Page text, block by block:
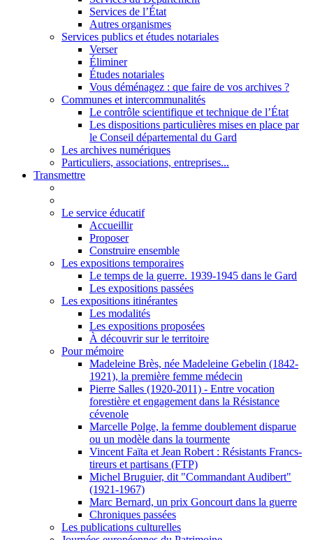
Services de l’État
Autres organismes
Services publics et études notariales
Verser
Éliminer
Études notariales
Vous déménagez : que faire de vos archives ?
Communes et intercommunalités
Le contrôle scientifique et technique de l’État
Les dispositions particulières mises en place par
le Conseil départemental du Gard
Les archives numériques
Particuliers, associations, entreprises...
Transmettre
Le service éducatif
Accueillir
Proposer
Construire ensemble
Les expositions temporaires
Le temps de la guerre. 1939-1945 dans le Gard
Les expositions passées
Les expositions itinérantes
Les modalités
Les expositions proposées
À découvrir sur le territoire
Pour mémoire
Madeleine Brès, née Madeleine Gebelin (1842-
1921), la première femme médecin
Pierre Salles (1920-2011) - Entre vocation
forestière et engagement dans la Résistance
cévenole
Marcelle Polge, la femme doublement disparue
ou un modèle dans la tourmente
Vincent Faïta et Jean Robert : Résistants Francs-
tireurs et partisans (FTP)
Michel Bruguier, dit "Commandant Audibert"
(1921-1967)
Marc Bernard, un prix Goncourt dans la guerre
Chroniques passées
Les publications culturelles